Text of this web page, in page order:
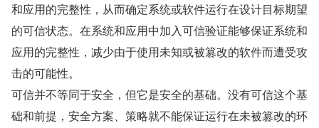
和应用的完整性，从而确定系统或软件运行在设计目标期望
的可信状态。在系统和应用中加入可信验证能够保证系统和
应用的完整性，减少由于使用未知或被篡改的软件而遭受攻
击的可能性。
可信并不等同于安全，但它是安全的基础。没有可信这个基
础和前提，安全方案、策略就不能保证运行在未被篡改的环